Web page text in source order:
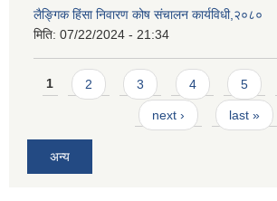
लैङ्गिक हिंसा निवारण कोष संचालन कार्यविधी,२०८०
मिति: 07/22/2024 - 21:34
Pages
1 2 3 4 5
next › last »
अन्य